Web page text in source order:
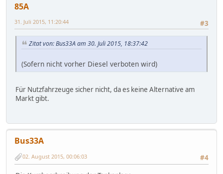
85A
#3
31. Juli 2015, 11:20:44
Zitat von: Bus33A am 30. Juli 2015, 18:37:42
(Sofern nicht vorher Diesel verboten wird)
Für Nutzfahrzeuge sicher nicht, da es keine Alternative am
Markt gibt.
Bus33A
#4
02. August 2015, 00:06:03